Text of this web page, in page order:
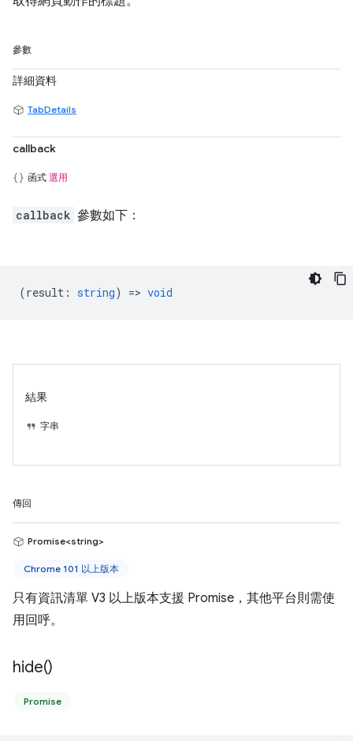
參數
詳細資料
TabDetails
callback
函式 選用
callback 參數如下：
(result : string) => void
結果
字串
傳回
Promise<string>
Chrome 101 以上版本
只有資訊清單 V3 以上版本支援 Promise，其他平台則需使
用回呼。
hide()
Promise